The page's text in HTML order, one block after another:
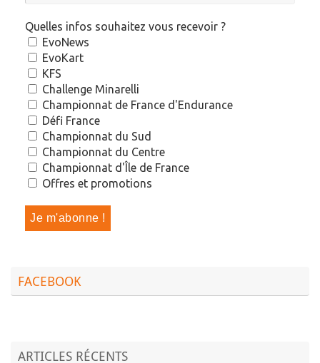
Quelles infos souhaitez vous recevoir ?
EvoNews
EvoKart
KFS
Challenge Minarelli
Championnat de France d'Endurance
Défi France
Championnat du Sud
Championnat du Centre
Championnat d'Île de France
Offres et promotions
FACEBOOK
ARTICLES RÉCENTS